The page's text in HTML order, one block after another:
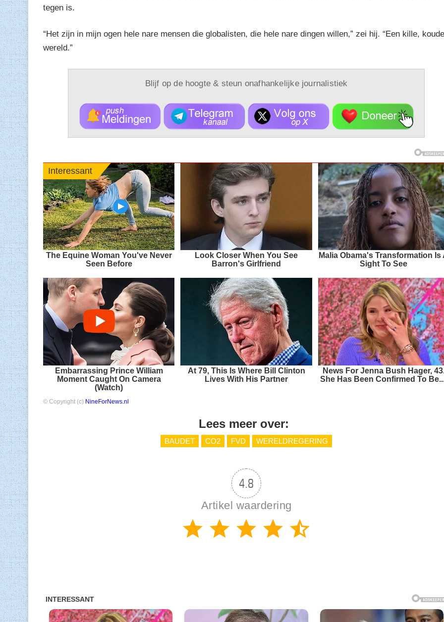
tegen is.
“Het zijn in mijn ogen hele nare mensen die globalisten, die hele nare dingen willen,” zei hij. “Een kille, koude
wereld.”
Blijf op de hoogte & steun onafhankelijke journalistiek
Interessant
The Equine Woman You've Never
Seen Before
Look Closer When You See
Barron's Girlfriend
Malia Obama's Transformation Is
Sight To See
Embarrassing Prince William
Moment Caught On Camera
(Watch)
At 79, This Is Where Bill Clinton
Lives With His Partner
News For Jenna Bush Hager,
She Has Been Confirmed To
© Copyright (c) NineForNews.nl
Lees meer over:
BAUDET CO2 FVD WERELDREGERING
4.8
Artikel waardering